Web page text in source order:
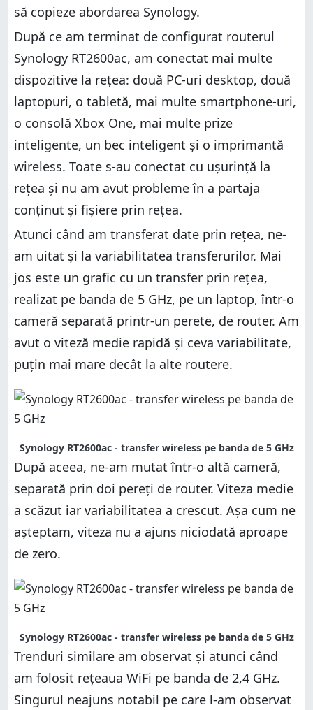
să copieze abordarea Synology.
După ce am terminat de configurat routerul
Synology RT2600ac, am conectat mai multe
dispozitive la rețea: două PC-uri desktop, două
laptopuri, o tabletă, mai multe smartphone-uri,
o consolă Xbox One, mai multe prize
inteligente, un bec inteligent și o imprimantă
wireless. Toate s-au conectat cu ușurință la
rețea și nu am avut probleme în a partaja
conținut și fișiere prin rețea.
Atunci când am transferat date prin rețea, ne-
am uitat și la variabilitatea transferurilor. Mai
jos este un grafic cu un transfer prin rețea,
realizat pe banda de 5 GHz, pe un laptop, într-o
cameră separată printr-un perete, de router. Am
avut o viteză medie rapidă și ceva variabilitate,
puțin mai mare decât la alte routere.
Synology RT2600ac - transfer wireless pe banda de 5 GHz
După aceea, ne-am mutat într-o altă cameră,
separată prin doi pereți de router. Viteza medie
a scăzut iar variabilitatea a crescut. Așa cum ne
așteptam, viteza nu a ajuns niciodată aproape
de zero.
Synology RT2600ac - transfer wireless pe banda de 5 GHz
Trenduri similare am observat și atunci când
am folosit rețeaua WiFi pe banda de 2,4 GHz.
Singurul neajuns notabil pe care l-am observat